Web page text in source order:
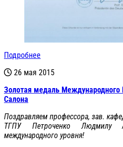
Подробнее
26 мая 2015
Золотая медаль Международного
Салона
Поздравляем профессора, зав.
ТГПУ Петроченко Людмилу
международного уровня!